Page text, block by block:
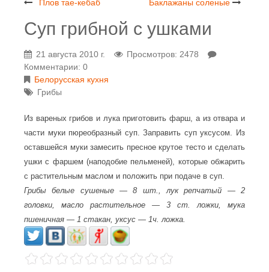
Плов тае-кебаб Баклажаны соленые
Суп грибной с ушками
21 августа 2010 г.
Просмотров: 2478
Комментарии: 0
Белорусская кухня
Грибы
Из вареных грибов и лука приготовить фарш, а из отвара и
части муки пюреобразный суп. Заправить суп уксусом. Из
оставшейся муки замесить пресное крутое тесто и сделать
ушки с фаршем (наподобие пельменей), которые обжарить
с растительным маслом и положить при подаче в суп.
Грибы белые сушеные — 8 шт., лук репчатый — 2
головки, масло растительное — 3 ст. ложки, мука
пшеничная — 1 стакан, уксус — 1ч. ложка.